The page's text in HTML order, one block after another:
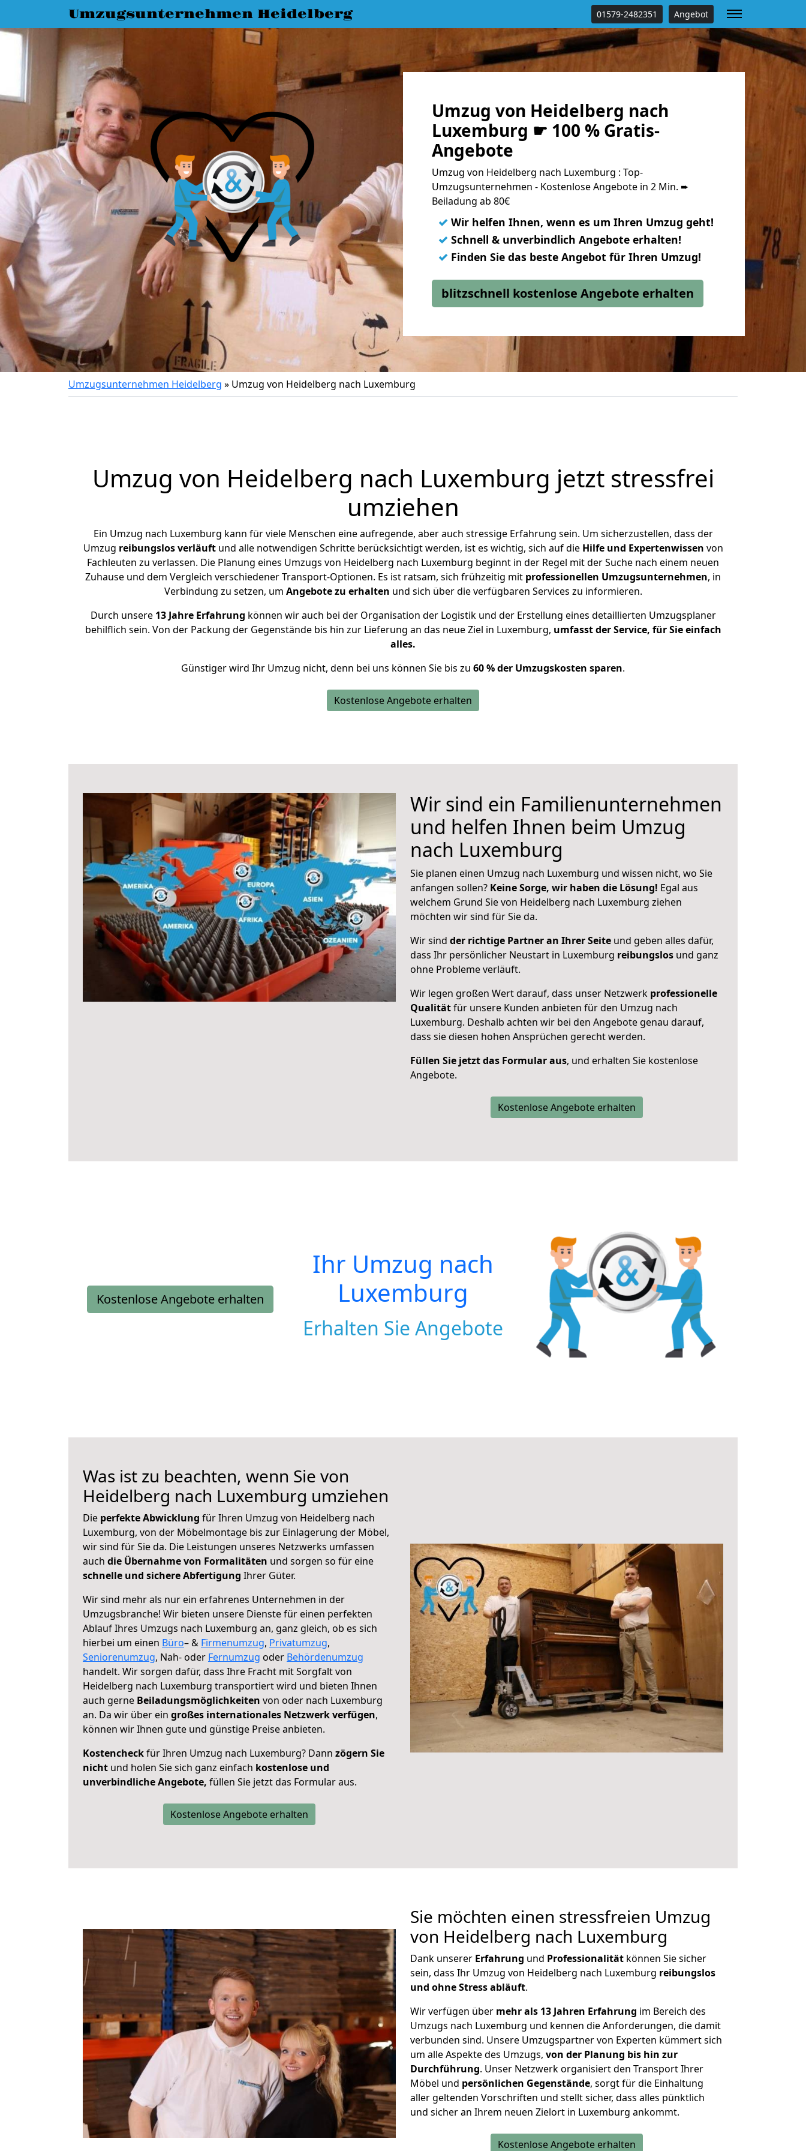
Umzugsunternehmen Heidelberg 01579-2482351 Angebot
Umzug von Heidelberg nach
Luxemburg ☛ 100 % Gratis-
Angebote
Umzug von Heidelberg nach Luxemburg : Top-
Umzugsunternehmen - Kostenlose Angebote in 2 Min. ➨
Beiladung ab 80€
✓ Wir helfen Ihnen, wenn es um Ihren Umzug geht!
✓ Schnell & unverbindlich Angebote erhalten!
✓ Finden Sie das beste Angebot für Ihren Umzug!
blitzschnell kostenlose Angebote erhalten
Umzugsunternehmen Heidelberg » Umzug von Heidelberg nach Luxemburg
Umzug von Heidelberg nach Luxemburg jetzt stressfrei
umziehen
Ein Umzug nach Luxemburg kann für viele Menschen eine aufregende, aber auch stressige Erfahrung sein. Um sicherzustellen, dass der
Umzug reibungslos verläuftund alle notwendigen Schritte berücksichtigt werden, ist es wichtig, sich auf die Hilfe und Expertenwissen von
Fachleuten zu verlassen. Die Planung eines Umzugs von Heidelberg nach Luxemburg beginnt in der Regel mit der Suche nach einem neuen
Zuhause und dem Vergleich verschiedener Transport-Optionen. Es ist ratsam, sich frühzeitig mit professionellen Umzugsunternehmen, in
Verbindung zu setzen, um Angebote zu erhalten und sich über die verfügbaren Services zu informieren.
Durch unsere 13 Jahre Erfahrung können wir auch bei der Organisation der Logistik und der Erstellung eines detaillierten Umzugsplaner
behilflich sein. Von der Packung der Gegenstände bis hin zur Lieferung an das neue Ziel in Luxemburg, umfasst der Service, für Sie einfach
alles.
Günstiger wird Ihr Umzug nicht, denn bei uns können Sie bis zu 60 % der Umzugskosten sparen.
Kostenlose Angebote erhalten
Wir sind ein Familienunternehmen
und helfen Ihnen beim Umzug
nach Luxemburg
Sie planen einen Umzug nach Luxemburg und wissen nicht, wo Sie
anfangen sollen? Keine Sorge, wir haben die Lösung! Egal aus
welchem Grund Sie von Heidelberg nach Luxemburg ziehen
möchten wir sind für Sie da.
Wir sind der richtige Partner an Ihrer Seite und geben alles dafür,
dass Ihr persönlicher Neustart in Luxemburg reibungslos und ganz
ohne Probleme verläuft.
Wir legen großen Wert darauf, dass unser Netzwerk professionelle
Qualitätfür unsere Kunden anbieten für den Umzug nach
Luxemburg. Deshalb achten wir bei den Angebote genau darauf,
dass sie diesen hohen Ansprüchen gerecht werden.
Füllen Sie jetzt das Formular aus, und erhalten Sie kostenlose
Angebote.
Kostenlose Angebote erhalten
Kostenlose Angebote erhalten
Ihr Umzug nach
Luxemburg
Erhalten Sie Angebote
Was ist zu beachten, wenn Sie von
Heidelberg nach Luxemburg umziehen
Die perfekte Abwicklung für Ihren Umzug von Heidelberg nach
Luxemburg, von der Möbelmontage bis zur Einlagerung der Möbel,
wir sind für Sie da. Die Leistungen unseres Netzwerks umfassen
auch die Übernahme von Formalitäten und sorgen so für eine
schnelle und sichere Abfertigung Ihrer Güter.
Wir sind mehr als nur ein erfahrenes Unternehmen in der
Umzugsbranche! Wir bieten unsere Dienste für einen perfekten
Ablauf Ihres Umzugs nach Luxemburg an, ganz gleich, ob es sich
hierbei um einen Büro– & Firmenumzug, Privatumzug,
Seniorenumzug, Nah- oder Fernumzug oder Behördenumzug
handelt. Wir sorgen dafür, dass Ihre Fracht mit Sorgfalt von
Heidelberg nach Luxemburg transportiert wird und bieten Ihnen
auch gerne Beiladungsmöglichkeiten von oder nach Luxemburg
an. Da wir über ein großes internationales Netzwerk verfügen,
können wir Ihnen gute und günstige Preise anbieten.
Kostencheckfür Ihren Umzug nach Luxemburg? Dann zögern Sie
nicht und holen Sie sich ganz einfach kostenlose und
unverbindliche Angebote, füllen Sie jetzt das Formular aus.
Kostenlose Angebote erhalten
Sie möchten einen stressfreien Umzug
von Heidelberg nach Luxemburg
Dank unserer Erfahrung und Professionalität können Sie sicher
sein, dass Ihr Umzug von Heidelberg nach Luxemburg reibungslos
und ohne Stress abläuft.
Wir verfügen über mehr als 13 Jahren Erfahrung im Bereich des
Umzugs nach Luxemburg und kennen die Anforderungen, die damit
verbunden sind. Unsere Umzugspartner von Experten kümmert sich
um alle Aspekte des Umzugs, von der Planung bis hin zur
Durchführung. Unser Netzwerk organisiert den Transport Ihrer
Möbel und persönlichen Gegenstände, sorgt für die Einhaltung
aller geltenden Vorschriften und stellt sicher, dass alles pünktlich
und sicher an Ihrem neuen Zielort in Luxemburg ankommt.
Kostenlose Angebote erhalten